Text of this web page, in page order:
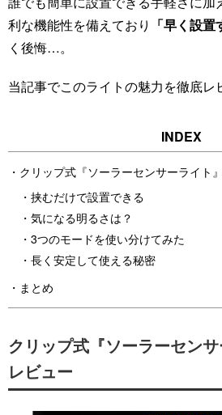
利な機能性を備えており 「早く設置
く後悔…。
当記事でこのライトの魅力を徹底レ
クリップ式『ソーラーセンサーライト
挟むだけで設置できる
気になる明るさは？
3つのモードを使い分けてみた
長く安定して使える秘密
まとめ
クリップ式『ソーラーセン
レビュー